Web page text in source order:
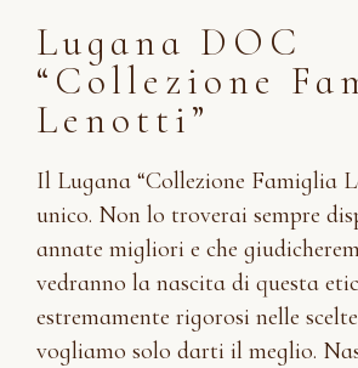
Lugana DOC
“Collezione
Lenotti”
Il Lugana “Collezione Famiglia
unico. Non lo troverai sempre
annate migliori e che
vedranno la nascita di questa
estremamente rigorosi nelle
vogliamo solo darti il meglio.